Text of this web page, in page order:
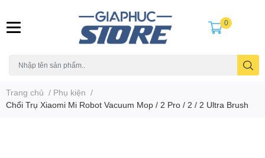
0
Trang chủ / Phụ kiện /
Chổi Trụ Xiaomi Mi Robot Vacuum Mop / 2 Pro / 2 / 2 Ultra Brush